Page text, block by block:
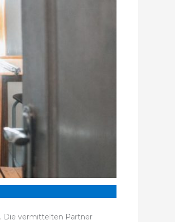
. Die vermittelten Partner